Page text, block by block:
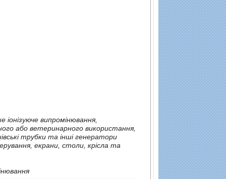
iонiзуюче випромiнювання,
рентгенiвське випромiнювання